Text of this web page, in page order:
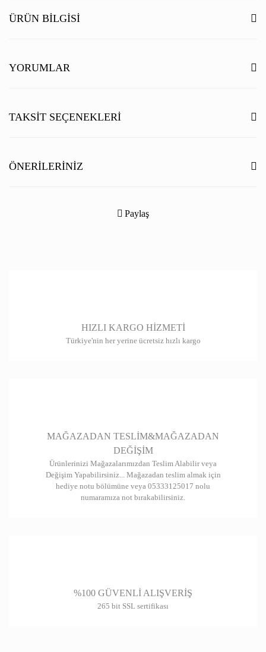
ÜRÜN BILGISI
çok yönlü, birleştirilebilir bir temel olduğunu kanıtlıyor.
YORUMLAR
Bu ürüne ilk yorumu siz yapın!
TAKSIT SEÇENEKLERI
ÖNERILERINIZ
yetersiz gördüğünüz noktaları öneri formunu kullanarak tarafımıza
Ürün fiyatı diğer sitelerden daha pahalı.
Gönder
Paylaş
HIZLI KARGO HİZMETİ
Türkiye'nin her yerine ücretsiz hızlı kargo
MAĞAZADAN TESLİM&MAĞAZADAN
DEĞİŞİM
Ürünlerinizi Mağazalarımızdan Teslim Alabilir veya
Değişim Yapabilirsiniz... Mağazadan teslim almak için
hediye notu bölümüne veya 05333125017 nolu
numaramıza not bırakabilirsiniz.
%100 GÜVENLİ ALIŞVERİŞ
265 bit SSL sertifikası